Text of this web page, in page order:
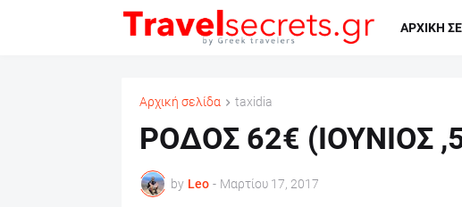
ΑΡΧΙΚΗ
Αρχική σελίδα taxidia
ΡΟΔΟΣ 62€ (ΙΟΥΝΙΟΣ
by Leo - Μαρτίου 17, 2017